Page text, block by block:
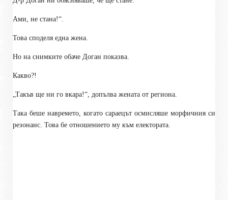
Ами, не стана!“.
Това споделя една жена.
Но на снимките обаче Доган показва.
Какво?!
„Такъв ще ни го вкара!“, допълва жената от региона.
Така беше навремето, когато сараецът осмисляше морфичния си
резонанс. Това бе отношението му към електората.